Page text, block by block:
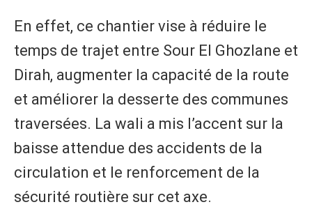
En effet, ce chantier vise à réduire le
temps de trajet entre Sour El Ghozlane et
Dirah, augmenter la capacité de la route
et améliorer la desserte des communes
traversées. La wali a mis l’accent sur la
baisse attendue des accidents de la
circulation et le renforcement de la
sécurité routière sur cet axe.